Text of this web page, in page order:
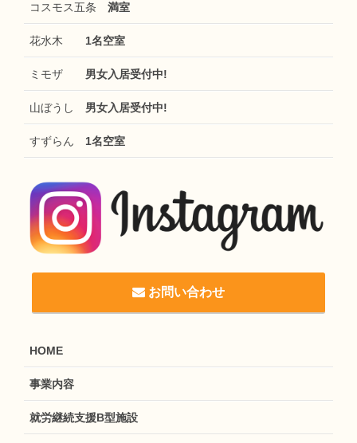
コスモス五条 満室
花水木 1名空室
ミモザ 男女入居受付中!
山ぼうし 男女入居受付中!
すずらん 1名空室
お問い合わせ
HOME
事業内容
就労継続支援B型施設